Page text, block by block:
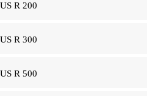
R 200
R 300
R 500